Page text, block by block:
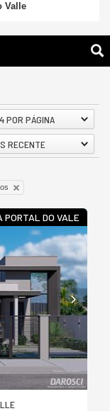
Valle
POR PÁGINA
RECENTE
PORTAL DO VALE